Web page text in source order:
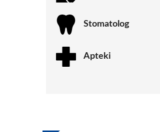
Stomatolog
Apteki